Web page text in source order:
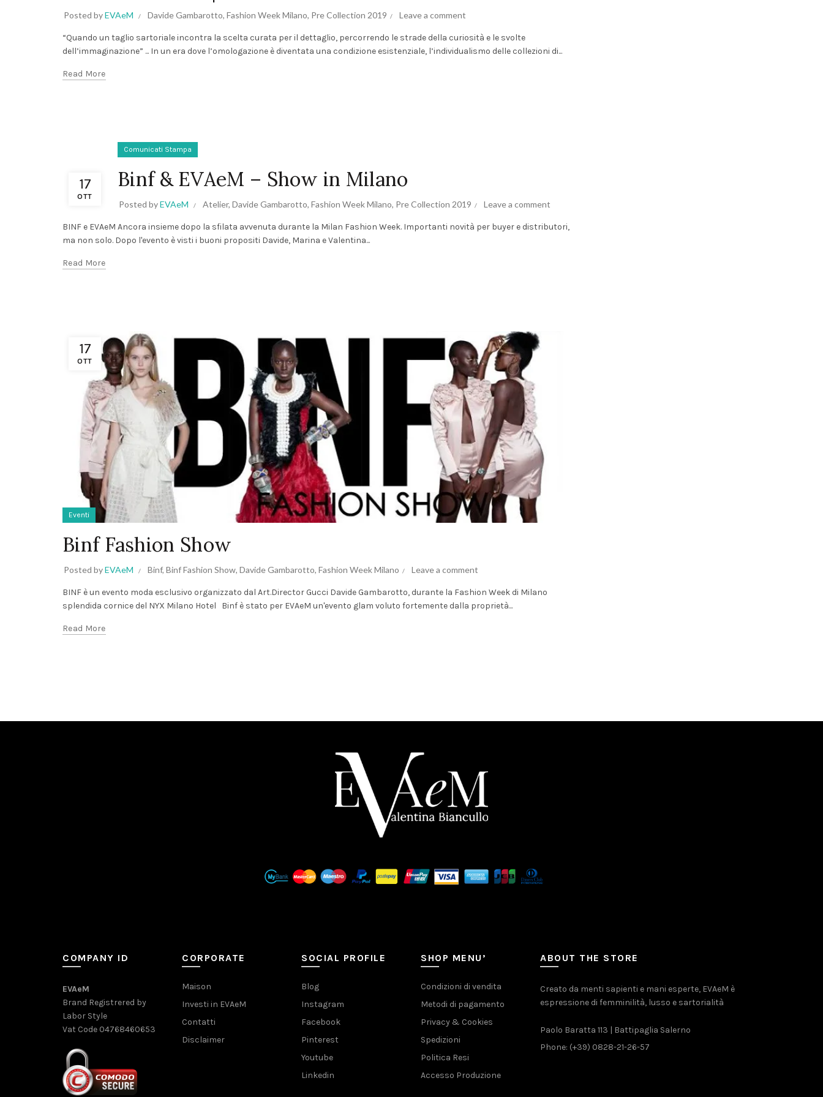
Posted byEVAeM Davide Gambarotto, Fashion Week Milano, Pre Collection 2019 Leave a comment
“Quando un taglio sartoriale incontra la scelta curata per il dettaglio, percorrendo le strade della curiosità e le svolte
dell’immaginazione” ... In un era dove l’omologazione è diventata una condizione esistenziale, l’individualismo delle collezioni di...
Read More
17
OTT
Comunicati Stampa
Binf & EVAeM – Show in Milano
Posted byEVAeM Atelier, Davide Gambarotto, Fashion Week Milano, Pre Collection 2019 Leave a comment
BINF e EVAeM Ancora insieme dopo la sfilata avvenuta durante la Milan Fashion Week. Importanti novità per buyer e distributori,
ma non solo. Dopo l'evento è visti i buoni propositi Davide, Marina e Valentina...
Read More
17
OTT
Eventi
Binf Fashion Show
Posted byEVAeM Binf, Binf Fashion Show, Davide Gambarotto, Fashion Week Milano Leave a comment
BINF è un evento moda esclusivo organizzato dal Art.Director Gucci Davide Gambarotto, durante la Fashion Week di Milano
splendida cornice del NYX Milano Hotel Binf è stato per EVAeM un'evento glam voluto fortemente dalla proprietà...
Read More
COMPANY ID
EVAeM
Brand Registrered by
Labor Style
Vat Code 04768460653
CORPORATE
Maison
Investi in EVAeM
Contatti
Disclaimer
SOCIAL PROFILE
Blog
Instagram
Facebook
Pinterest
Youtube
Linkedin
SHOP MENU’
Condizioni di vendita
Metodi di pagamento
Privacy & Cookies
Spedizioni
Politica Resi
Accesso Produzione
ABOUT THE STORE
Creato da menti sapienti e mani esperte, EVAeM è
espressione di femminilità, lusso e sartorialità
Paolo Baratta 113 | Battipaglia Salerno
Phone: (+39) 0828-21-26-57